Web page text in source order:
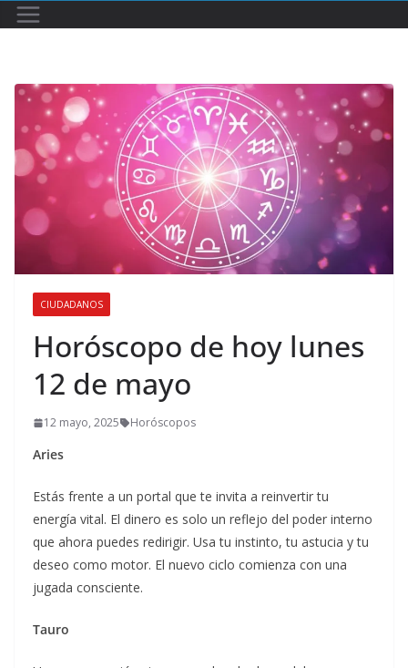
CIUDADANOS
Horóscopo de hoy lunes
12 de mayo
12 mayo, 2025 Horóscopos
Aries
Estás frente a un portal que te invita a reinvertir tu
energía vital. El dinero es solo un reflejo del poder interno
que ahora puedes redirigir. Usa tu instinto, tu astucia y tu
deseo como motor. El nuevo ciclo comienza con una
jugada consciente.
Tauro